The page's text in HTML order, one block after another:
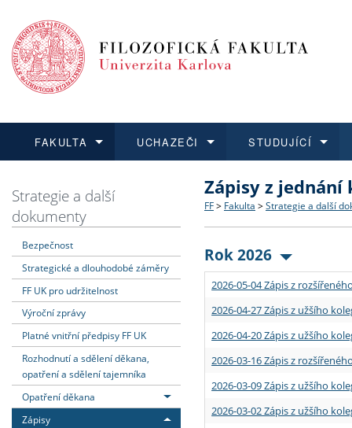
FAKULTA
Dozvědět se více
Struktura a historie
Strategie a další
Podpora a benefity pro
Absolventi fakulty
UCHAZEČI
Podat přihlášku
Co studovat a jak se
Učitelské studijní
Informace k průběhu
STUDUJÍCÍ
Dozvědět se více
Bakalářské a magisterské
Doktorské studium
Rigorózní řízení
Dozvědět se více
O vědě a výzkumu na FF
Akademické kvalifikace
Granty a projekty
Dozvědět se více
Aktuální nabídky a
Vyjíždějící studenti
Přijíždějící studenti
Vyjíždějící zaměstnanci
Strategie a další
dokumenty
Bezpečnost
Strategické a dlouhodobé záměry
FF UK pro udržitelnost
Výroční zprávy
Platné vnitřní předpisy FF UK
Rozhodnutí a sdělení děkana,
opatření a sdělení tajemníka
Opatření děkana
Zápisy
Zápisy z jednání
FF > Fakulta > Strategie a další
Rok 2026
2026-05-04 Zápis z
2026-04-27 Zápis z užšího
2026-04-20 Zápis z užšího
2026-03-16 Zápis z
2026-03-09 Zápis z užšího
2026-03-02 Zápis z užšího